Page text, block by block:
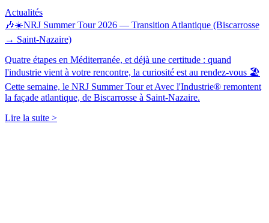
Actualités
🎶☀️NRJ Summer Tour 2026 — Transition Atlantique (Biscarrosse
→ Saint-Nazaire)
Quatre étapes en Méditerranée, et déjà une certitude : quand
l'industrie vient à votre rencontre, la curiosité est au rendez-vous 🏖️
Cette semaine, le NRJ Summer Tour et Avec l'Industrie® remontent
la façade atlantique, de Biscarrosse à Saint-Nazaire.
Lire la suite >